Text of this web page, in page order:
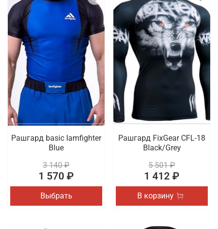
Рашгард basic Iamfighter
Blue
3 140 ₽
1 570 ₽
Выбрать
Рашгард FixGear CFL-18
Black/Grey
5 501 ₽
1 412 ₽
В корзину